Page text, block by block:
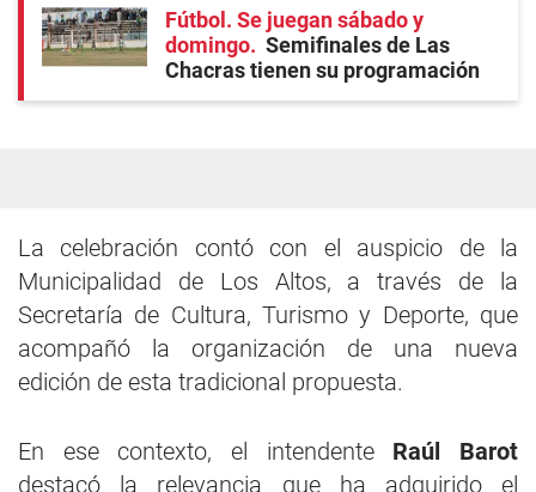
Fútbol. Se juegan sábado y
domingo
Semifinales de Las
Chacras tienen su programación
La celebración contó con el auspicio de la
Municipalidad de Los Altos, a través de la
Secretaría de Cultura, Turismo y Deporte, que
acompañó la organización de una nueva
edición de esta tradicional propuesta.
En ese contexto, el intendente Raúl Barot
destacó la relevancia que ha adquirido el